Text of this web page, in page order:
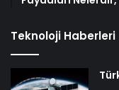
Teknoloji Haberleri